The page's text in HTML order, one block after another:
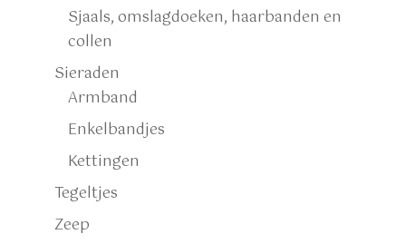
Sjaals, omslagdoeken, haarbanden en
collen
Sieraden
Armband
Enkelbandjes
Kettingen
Tegeltjes
Zeep